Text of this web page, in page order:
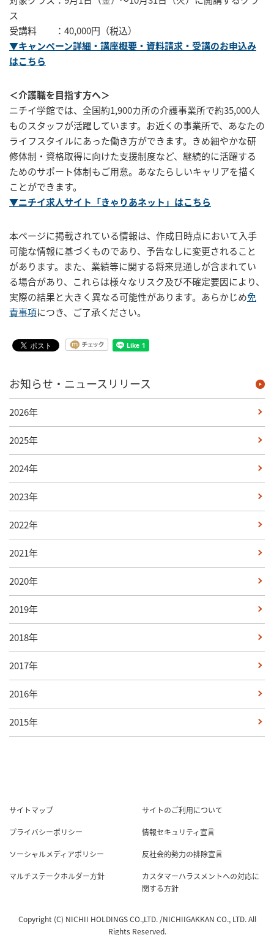
ス
受講料 ：40,000円（税込）
▼キャンペーン詳細・講座概要・資料請求・受講のお申込み
はこちら
＜介護職を目指す方へ＞
ニチイ学館では、全国約1,900カ所の介護事業所で約35,000人
ものスタッフが活躍しています。お近くの事業所で、あなたの
ライフスタイルにあった働き方ができます。きめ細やかな研
修体制・資格取得に向けた支援制度など、継続的に活躍する
ためのサポート体制もご用意。あなたらしいキャリアを描く
ことができます。
▼ニチイ求人サイト「きゃりあネット」はこちら
本ページに掲載されている情報は、作成日時点において入手
可能な情報に基づくものであり、予告なしに変更されること
があります。また、業績等に関する将来見通しが含まれてい
る場合があり、これらは様々なリスク及び不確定要因により、
実際の結果と大きく異なる可能性があります。あらかじめ免
責事項につき、ご了承ください。
お知らせ・ニュースリリース
2026年
2025年
2024年
2023年
2022年
2021年
2020年
2019年
2018年
2017年
2016年
2015年
サイトマップ
サイトのご利用について
プライバシーポリシー
情報セキュリティ宣言
ソーシャルメディアポリシー
反社会的勢力の排除宣言
マルチステークホルダー方針
カスタマーハラスメントへの対応に
関する方針
Copyright (C) NICHII HOLDINGS CO.,LTD. /NICHIIGAKKAN CO., LTD. All
Rights Reserved.